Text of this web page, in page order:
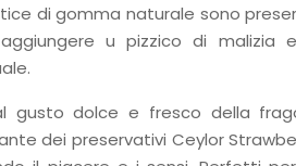
di gomma naturale sono
u pizzico di malizia
gusto dolce e fresco della
dei preservativi Ceylor